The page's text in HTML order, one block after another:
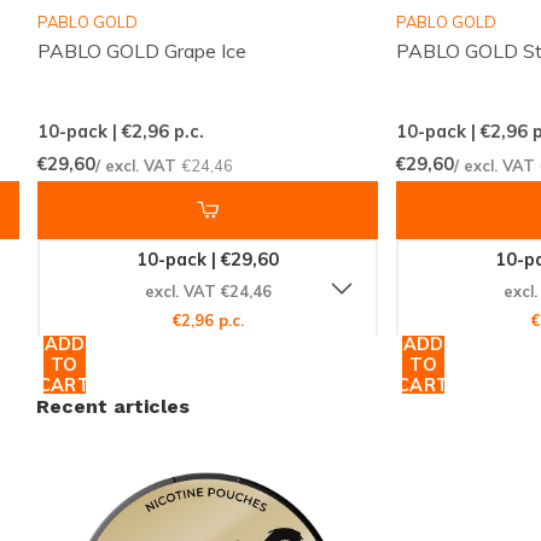
merken
Regelmatig nieuwe smaken en varianten
Eenvoudig en snel bestellen via een
overzichtelijke webshop
Een klantenservice die altijd voor je klaarstaat
Snussie.com richt zich op een actuele voorraad,
duidelijke communicatie en hoge bereikbaarheid,
zodat je altijd weet waar je aan toe bent. Dankzij
consistente leveringen en een professioneel
samengesteld aanbod wordt snus en nicotine
prettig en voorspelbaar. Zo biedt Snussie.com een
fijne, vertrouwde plek voor iedereen die graag
PABLO GOLD
PABLO GOLD Grape Ice
10-pack | €2,96p.c.
€29,60/ excl. VAT €24,46
10-pack | €29,60
excl. VAT €24,46
€2,96 p.c.
ADD
TO
CART
PABLO GOLD
PABLO GOLD
10-pack | €2,96
€29,60/ excl. VAT
10-
ADD
TO
CART
Recent articles